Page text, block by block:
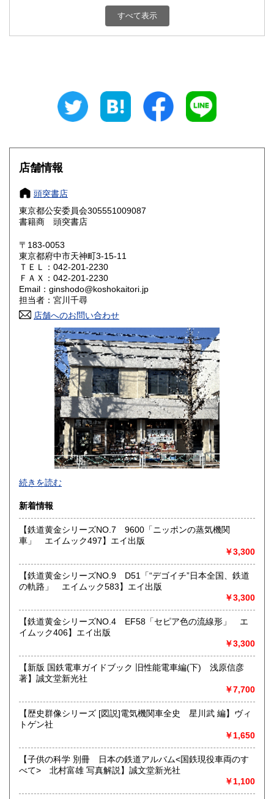
1,800円 群馬県
埼玉県 千葉県
1,800円 富山県
1,800円 福井県
1,800円 1,800円
岐阜県
愛知県
滋賀県
大阪府 1,800円
奈良県 1,800円
鳥取県
1,800円 広島県
1,800円 徳島県
1,800円 愛媛県
1,800円 福岡県
1,800円 長崎県
1,800円 大分県
宮崎県
沖縄県
すべて表示
店舗情報
頭突書店
東京都公安委員会305551009087
書籍商 頭突書店
〒183-0053
東京都府中市天神町3-15-11
ＴＥＬ：042-201-2230
ＦＡＸ：042-201-2230
Email：ginshodo@koshokaitori.jp
担当者：宮川千尋
店舗へのお問い合わせ
東京都では「銀装堂」として営業しております。
基本的には同じ書店となります。
★★ご質問、ご要望はご注文前にお問合せ下さい。★★
★★電話・FAXでの在庫、状態確認及びご注文には対応しま
せん。
すべての方にメールでのお問い合わせを御案内してい
★★メールでのお問い合わせは、用件のみの場合スパムメー
ルと判断して返信いたしません。お名前もお願いいたしま
沿線名：★★電話・FAXでの在庫、状態確認及びご注文には
対応しません。お電話を頂いてもすべての方にメールでのお
営業時間：(平日)10:00-17:00
定休日：土日祝休/臨時休業有
★出張買取・郵送買取(※要事前相談)致します。
お気軽にご相談ください。
取り扱い分野
近代文献、趣味、サブカルチャー、古書一般（その他）
続きを読む
新着情報
【鉄道黄金シリーズNO.7 9600「ニッポンの蒸気機関
車」 エイムック497】エイ出版
￥3,300
【鉄道黄金シリーズNO.9 D51「“デゴイチ”日本全国、鉄道
の軌路」 エイムック583】エイ出版
￥3,300
【鉄道黄金シリーズNO.4 EF58「セピア色の流線形」 エ
イムック406】エイ出版
￥3,300
【新版 国鉄電車ガイドブック 旧性能電車編(下) 浅原信彦
著】誠文堂新光社
￥7,700
【歴史群像シリーズ [図説]電気機関車全史 星川武 編】ヴィ
トゲン社
￥1,650
【子供の科学 別冊 日本の鉄道アルバム<国鉄現役車両のす
べて> 北村富雄 写真解説】誠文堂新光社
￥1,100